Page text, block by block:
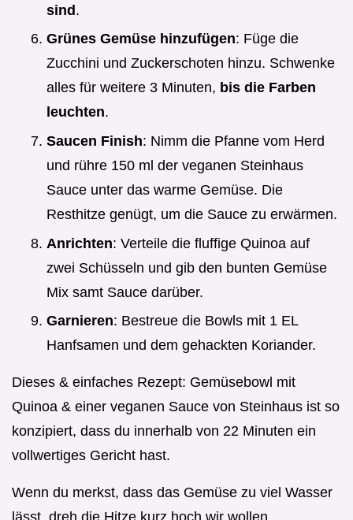
sind.
Grünes Gemüse hinzufügen: Füge die
Zucchini und Zuckerschoten hinzu. Schwenke
alles für weitere 3 Minuten, bis die Farben
leuchten.
Saucen Finish: Nimm die Pfanne vom Herd
und rühre 150 ml der veganen Steinhaus
Sauce unter das warme Gemüse. Die
Resthitze genügt, um die Sauce zu erwärmen.
Anrichten: Verteile die fluffige Quinoa auf
zwei Schüsseln und gib den bunten Gemüse
Mix samt Sauce darüber.
Garnieren: Bestreue die Bowls mit 1 EL
Hanfsamen und dem gehackten Koriander.
Dieses & einfaches Rezept: Gemüsebowl mit
Quinoa & einer veganen Sauce von Steinhaus ist so
konzipiert, dass du innerhalb von 22 Minuten ein
vollwertiges Gericht hast.
Wenn du merkst, dass das Gemüse zu viel Wasser